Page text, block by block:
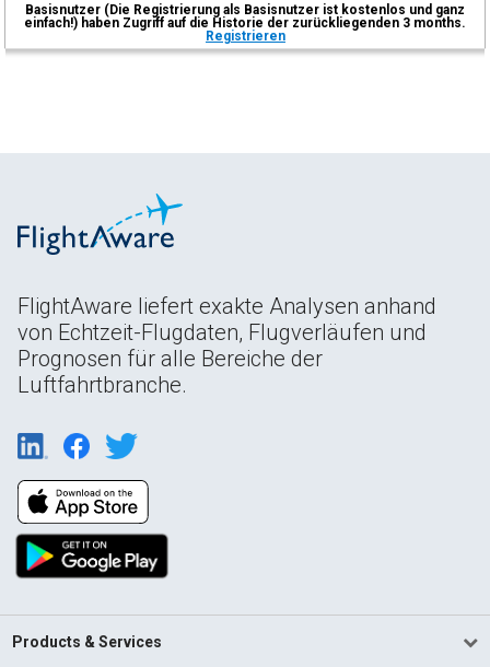
Basisnutzer (Die Registrierung als Basisnutzer ist kostenlos und ganz
einfach!) haben Zugriff auf die Historie der zurückliegenden 3 months.
Registrieren
FlightAware liefert exakte Analysen anhand
von Echtzeit-Flugdaten, Flugverläufen und
Prognosen für alle Bereiche der
Luftfahrtbranche.
Products & Services